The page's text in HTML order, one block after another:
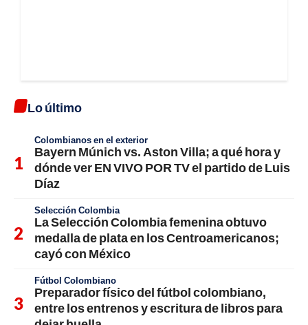
Lo último
Colombianos en el exterior
Bayern Múnich vs. Aston Villa; a qué hora y
dónde ver EN VIVO POR TV el partido de Luis
Díaz
Selección Colombia
La Selección Colombia femenina obtuvo
medalla de plata en los Centroamericanos;
cayó con México
Fútbol Colombiano
Preparador físico del fútbol colombiano,
entre los entrenos y escritura de libros para